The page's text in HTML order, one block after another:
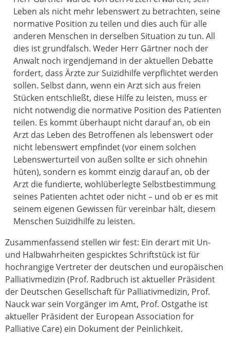
Leben als nicht mehr lebenswert zu betrachten, seine
normative Position zu teilen und dies auch für alle
anderen Menschen in derselben Situation zu tun. All
dies ist grundfalsch. Weder Herr Gärtner noch der
Anwalt noch irgendjemand in der aktuellen Debatte
fordert, dass Ärzte zur Suizidhilfe verpflichtet werden
sollen. Selbst dann, wenn ein Arzt sich aus freien
Stücken entschließt, diese Hilfe zu leisten, muss er
nicht notwendig die normative Position des Patienten
teilen. Es kommt überhaupt nicht darauf an, ob ein
Arzt das Leben des Betroffenen als lebenswert oder
nicht lebenswert empfindet (vor einem solchen
Lebenswerturteil von außen sollte er sich ohnehin
hüten), sondern es kommt einzig darauf an, ob der
Arzt die fundierte, wohlüberlegte Selbstbestimmung
seines Patienten achtet oder nicht – und ob er es mit
seinem eigenen Gewissen für vereinbar hält, diesem
Menschen Suizidhilfe zu leisten.
Zusammenfassend stellen wir fest: Ein derart mit Un-
und Halbwahrheiten gespicktes Schriftstück ist für
hochrangige Vertreter der deutschen und europäischen
Palliativmedizin (Prof. Radbruch ist aktueller Präsident
der Deutschen Gesellschaft für Palliativmedizin, Prof.
Nauck war sein Vorgänger im Amt, Prof. Ostgathe ist
aktueller Präsident der European Association for
Palliative Care) ein Dokument der Peinlichkeit.